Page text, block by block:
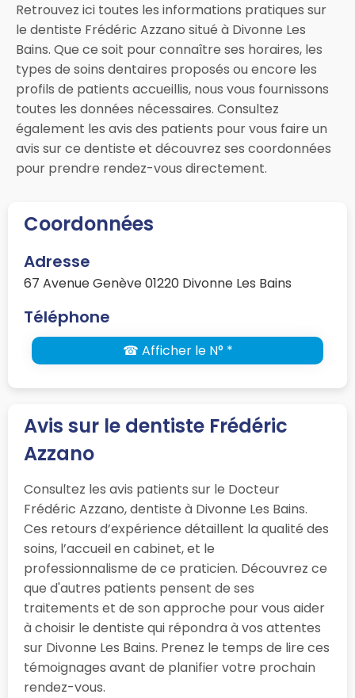
Retrouvez ici toutes les informations pratiques sur
le dentiste Frédéric Azzano situé à Divonne Les
Bains. Que ce soit pour connaître ses horaires, les
types de soins dentaires proposés ou encore les
profils de patients accueillis, nous vous fournissons
toutes les données nécessaires. Consultez
également les avis des patients pour vous faire un
avis sur ce dentiste et découvrez ses coordonnées
pour prendre rendez-vous directement.
Coordonnées
Adresse
67 Avenue Genève 01220 Divonne Les Bains
Téléphone
☎ Afficher le N° *
Avis sur le dentiste Frédéric
Azzano
Consultez les avis patients sur le Docteur
Frédéric Azzano, dentiste à Divonne Les Bains.
Ces retours d’expérience détaillent la qualité des
soins, l’accueil en cabinet, et le
professionnalisme de ce praticien. Découvrez ce
que d'autres patients pensent de ses
traitements et de son approche pour vous aider
à choisir le dentiste qui répondra à vos attentes
sur Divonne Les Bains. Prenez le temps de lire ces
témoignages avant de planifier votre prochain
rendez-vous.